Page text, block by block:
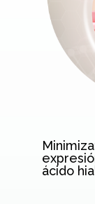
ácido